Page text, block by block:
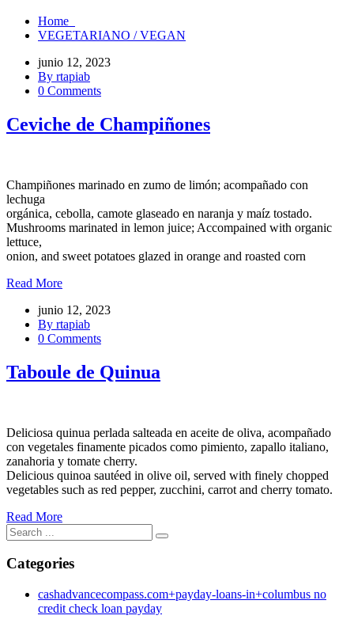
Home
VEGETARIANO / VEGAN
junio 12, 2023
By rtapiab
0 Comments
Ceviche de Champiñones
Champiñones marinado en zumo de limón; acompañado con
lechuga
orgánica, cebolla, camote glaseado en naranja y maíz tostado.
Mushrooms marinated in lemon juice; Accompained with organic
lettuce,
onion, and sweet potatoes glazed in orange and roasted corn
Read More
junio 12, 2023
By rtapiab
0 Comments
Taboule de Quinua
Deliciosa quinua perlada salteada en aceite de oliva, acompañado
con vegetales finamente picados como pimiento, zapallo italiano,
zanahoria y tomate cherry.
Delicious quinoa sautéed in olive oil, served with finely chopped
vegetables such as red pepper, zucchini, carrot and cherry tomato.
Read More
Categories
cashadvancecompass.com+payday-loans-in+columbus no
credit check loan payday